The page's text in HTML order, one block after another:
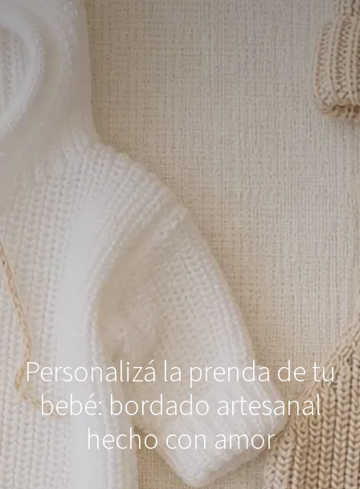
Personalizá la prenda de tu
bebé: bordado artesanal
hecho con amor